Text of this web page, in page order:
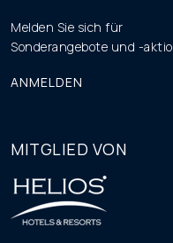
Melden Sie sich für
Sonderangebote und -
ANMELDEN
MITGLIED VON